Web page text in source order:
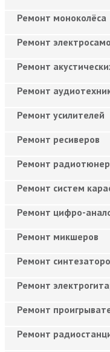
Ремонт моноколёса
Ремонт
Ремонт
Ремонт
Ремонт усилителей
Ремонт ресиверов
Ремонт
Ремонт систем
Ремонт цифро-
Ремонт микшеров
Ремонт
Ремонт
Ремонт
Ремонт